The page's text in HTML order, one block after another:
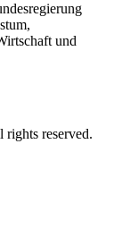
und
reserved.